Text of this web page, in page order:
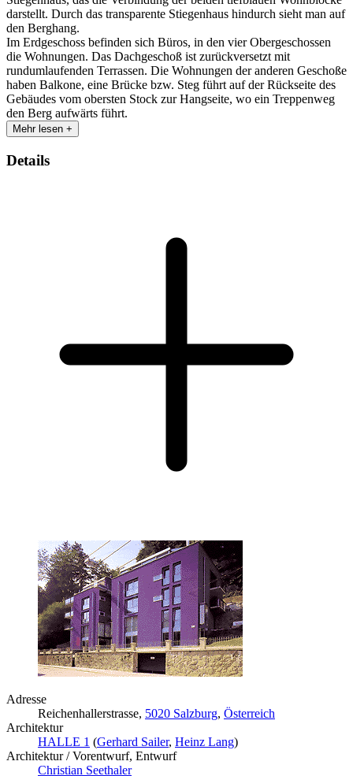
darstellt. Durch das transparente Stiegenhaus hindurch sieht man auf
den Berghang.
Im Erdgeschoss befinden sich Büros, in den vier Obergeschossen
die Wohnungen. Das Dachgeschoß ist zurückversetzt mit
rundumlaufenden Terrassen. Die Wohnungen der anderen Geschoße
haben Balkone, eine Brücke bzw. Steg führt auf der Rückseite des
Gebäudes vom obersten Stock zur Hangseite, wo ein Treppenweg
den Berg aufwärts führt.
Mehr lesen +
Details
Adresse
Reichenhallerstrasse, 5020 Salzburg, Österreich
Architektur
HALLE 1 (Gerhard Sailer, Heinz Lang)
Architektur / Vorentwurf, Entwurf
Christian Seethaler